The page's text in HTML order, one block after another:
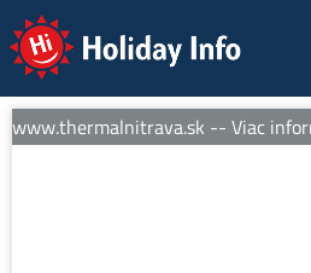
Holiday Info
-- Viac